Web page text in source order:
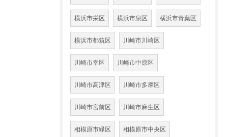
横浜市栄区 横浜市泉区 横浜市青葉区
横浜市都筑区 川崎市川崎区
川崎市幸区 川崎市中原区
川崎市高津区 川崎市多摩区
川崎市宮前区 川崎市麻生区
相模原市緑区 相模原市中央区